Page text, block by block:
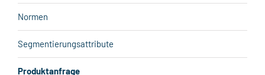
Normen
Segmentierungsattribute
Produktanfrage